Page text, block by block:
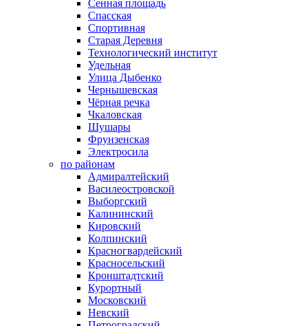
Сенная площадь
Спасская
Спортивная
Старая Деревня
Технологический институт
Удельная
Улица Дыбенко
Чернышевская
Чёрная речка
Чкаловская
Шушары
Фрунзенская
Электросила
по районам
Адмиралтейский
Василеостровской
Выборгский
Калининский
Кировский
Колпинский
Красногвардейский
Красносельский
Кронштадтский
Курортный
Московский
Невский